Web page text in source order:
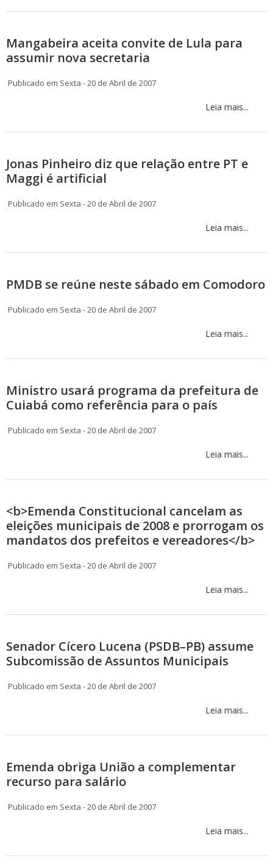
Mangabeira aceita convite de Lula para
assumir nova secretaria
Publicado em Sexta - 20 de Abril de 2007
Leia mais...
Jonas Pinheiro diz que relação entre PT e
Maggi é artificial
Publicado em Sexta - 20 de Abril de 2007
Leia mais...
PMDB se reúne neste sábado em Comodoro
Publicado em Sexta - 20 de Abril de 2007
Leia mais...
Ministro usará programa da prefeitura de
Cuiabá como referência para o país
Publicado em Sexta - 20 de Abril de 2007
Leia mais...
<b>Emenda Constitucional cancelam as
eleições municipais de 2008 e prorrogam os
mandatos dos prefeitos e vereadores</b>
Publicado em Sexta - 20 de Abril de 2007
Leia mais...
Senador Cícero Lucena (PSDB–PB) assume
Subcomissão de Assuntos Municipais
Publicado em Sexta - 20 de Abril de 2007
Leia mais...
Emenda obriga União a complementar
recurso para salário
Publicado em Sexta - 20 de Abril de 2007
Leia mais...